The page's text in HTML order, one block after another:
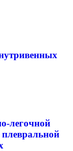
легочной